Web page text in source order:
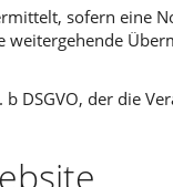
sofern eine
DSGVO, der die